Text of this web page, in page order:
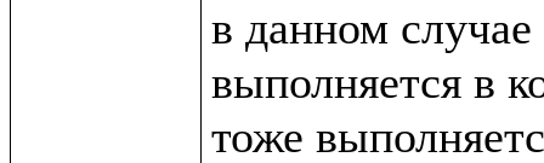
в данном
выполняется в
тоже